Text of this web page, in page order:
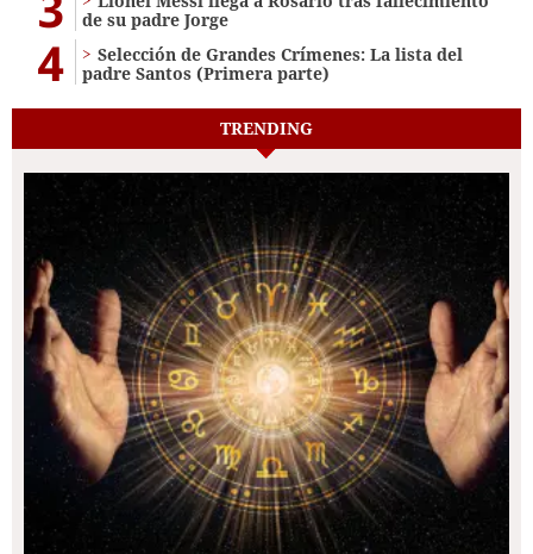
de su padre Jorge
4
Selección de Grandes Crímenes: La lista del
padre Santos (Primera parte)
TRENDING